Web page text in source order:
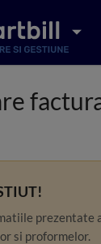
prezentate
si proformelor.